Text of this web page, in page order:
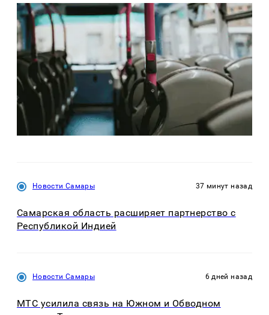
Новости Самары 37 минут назад
Самарская область расширяет партнерство с
Республикой Индией
Новости Самары 6 дней назад
МТС усилила связь на Южном и Обводном